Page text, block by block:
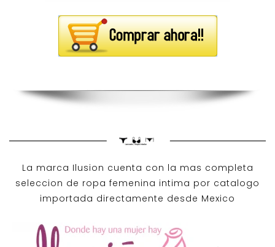
La marca Ilusion cuenta con la mas completa
seleccion de ropa femenina intima por catalogo
importada directamente desde Mexico